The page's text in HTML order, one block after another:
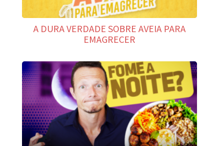
A DURA VERDADE SOBRE AVEIA PARA
EMAGRECER